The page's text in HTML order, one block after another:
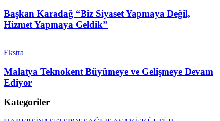
Başkan Karadağ “Biz Siyaset Yapmaya Değil,
Hizmet Yapmaya Geldik”
Ekstra
Malatya Teknokent Büyümeye ve Gelişmeye Devam
Ediyor
Kategoriler